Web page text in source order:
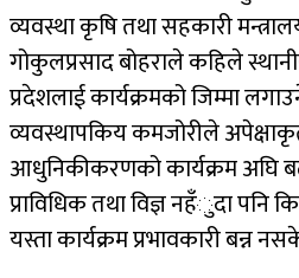
व्यवस्था कृषि तथा सहकारी
गोकुलप्रसाद बोहराले कहिले
प्रदेशलाई कार्यक्रमको जिम्मा
व्यवस्थापकिय कमजोरीले
आधुनिकीकरणको कार्यक्रम अघि
प्राविधिक तथा विज्ञ नहँुदा पनि
यस्ता कार्यक्रम प्रभावकारी बन्न